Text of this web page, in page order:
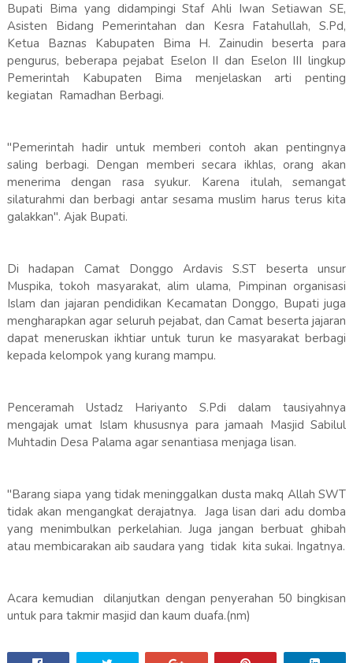
Bupati Bima yang didampingi Staf Ahli Iwan Setiawan SE,
Asisten Bidang Pemerintahan dan Kesra Fatahullah, S.Pd,
Ketua Baznas Kabupaten Bima H. Zainudin beserta para
pengurus, beberapa pejabat Eselon II dan Eselon III lingkup
Pemerintah Kabupaten Bima menjelaskan arti penting
kegiatan Ramadhan Berbagi.
"Pemerintah hadir untuk memberi contoh akan pentingnya
saling berbagi. Dengan memberi secara ikhlas, orang akan
menerima dengan rasa syukur. Karena itulah, semangat
silaturahmi dan berbagi antar sesama muslim harus terus kita
galakkan". Ajak Bupati.
Di hadapan Camat Donggo Ardavis S.ST beserta unsur
Muspika, tokoh masyarakat, alim ulama, Pimpinan organisasi
Islam dan jajaran pendidikan Kecamatan Donggo, Bupati juga
mengharapkan agar seluruh pejabat, dan Camat beserta jajaran
dapat meneruskan ikhtiar untuk turun ke masyarakat berbagi
kepada kelompok yang kurang mampu.
Penceramah Ustadz Hariyanto S.Pdi dalam tausiyahnya
mengajak umat Islam khususnya para jamaah Masjid Sabilul
Muhtadin Desa Palama agar senantiasa menjaga lisan.
"Barang siapa yang tidak meninggalkan dusta makq Allah SWT
tidak akan mengangkat derajatnya. Jaga lisan dari adu domba
yang menimbulkan perkelahian. Juga jangan berbuat ghibah
atau membicarakan aib saudara yang tidak kita sukai. Ingatnya.
Acara kemudian dilanjutkan dengan penyerahan 50 bingkisan
untuk para takmir masjid dan kaum duafa.(nm)